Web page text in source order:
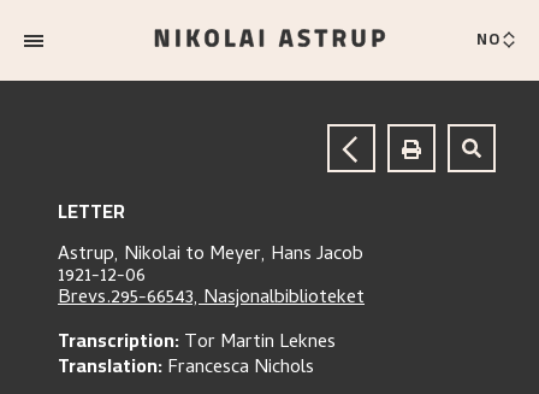
NO
LETTER
Astrup, Nikolai to Meyer, Hans Jacob
1921-12-06
Brevs.295-66543, Nasjonalbiblioteket
Transcription:Tor Martin Leknes
Translation:Francesca Nichols